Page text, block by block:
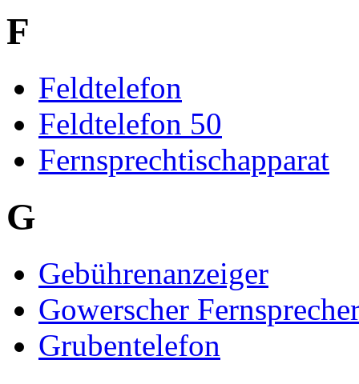
F
Feldtelefon
Feldtelefon 50
Fernsprechtischapparat
G
Gebührenanzeiger
Gowerscher
Grubentelefon